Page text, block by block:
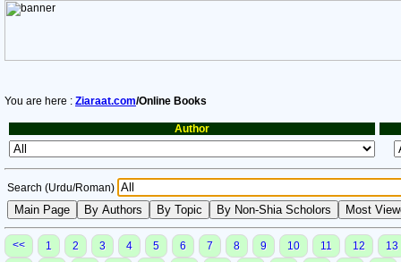
You are here : Ziaraat.com/Online Books
Author
Search (Urdu/Roman)
<< 1 2 3 4 5 6 7 8 9 10 11 12
13